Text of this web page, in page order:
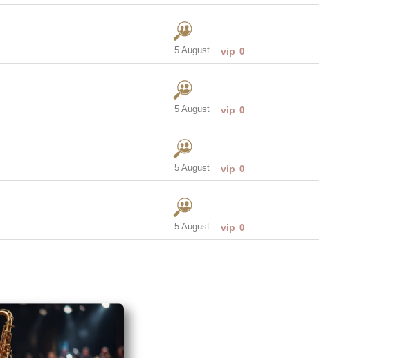
5 August vip 0
5 August vip 0
5 August vip 0
5 August vip 0